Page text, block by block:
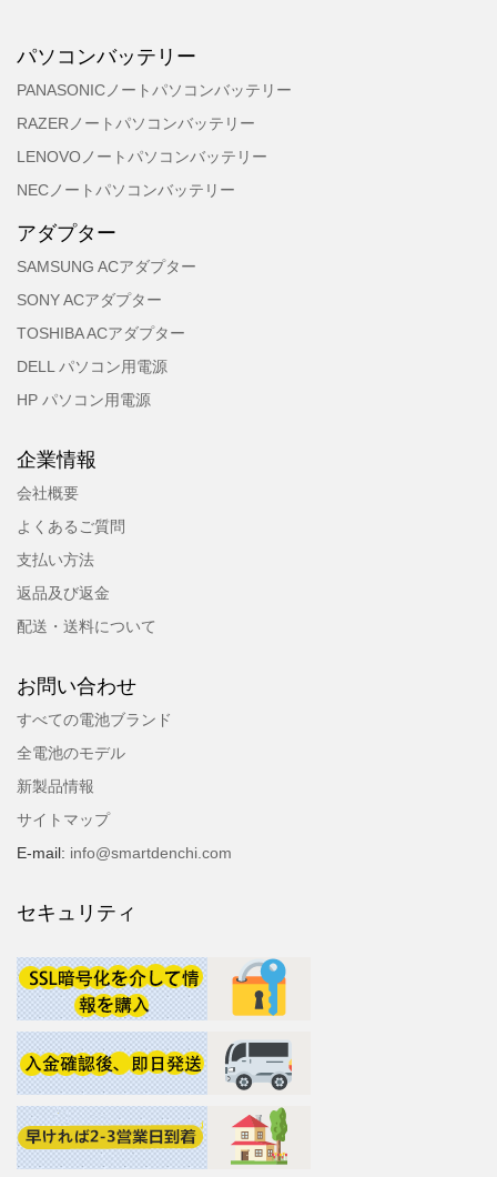
パソコンバッテリー
PANASONICノートパソコンバッテリー
RAZERノートパソコンバッテリー
LENOVOノートパソコンバッテリー
NECノートパソコンバッテリー
アダプター
SAMSUNG ACアダプター
SONY ACアダプター
TOSHIBA ACアダプター
DELL パソコン用電源
HP パソコン用電源
企業情報
会社概要
よくあるご質問
支払い方法
返品及び返金
配送・送料について
お問い合わせ
すべての電池ブランド
全電池のモデル
新製品情報
サイトマップ
E-mail: info@smartdenchi.com
セキュリティ